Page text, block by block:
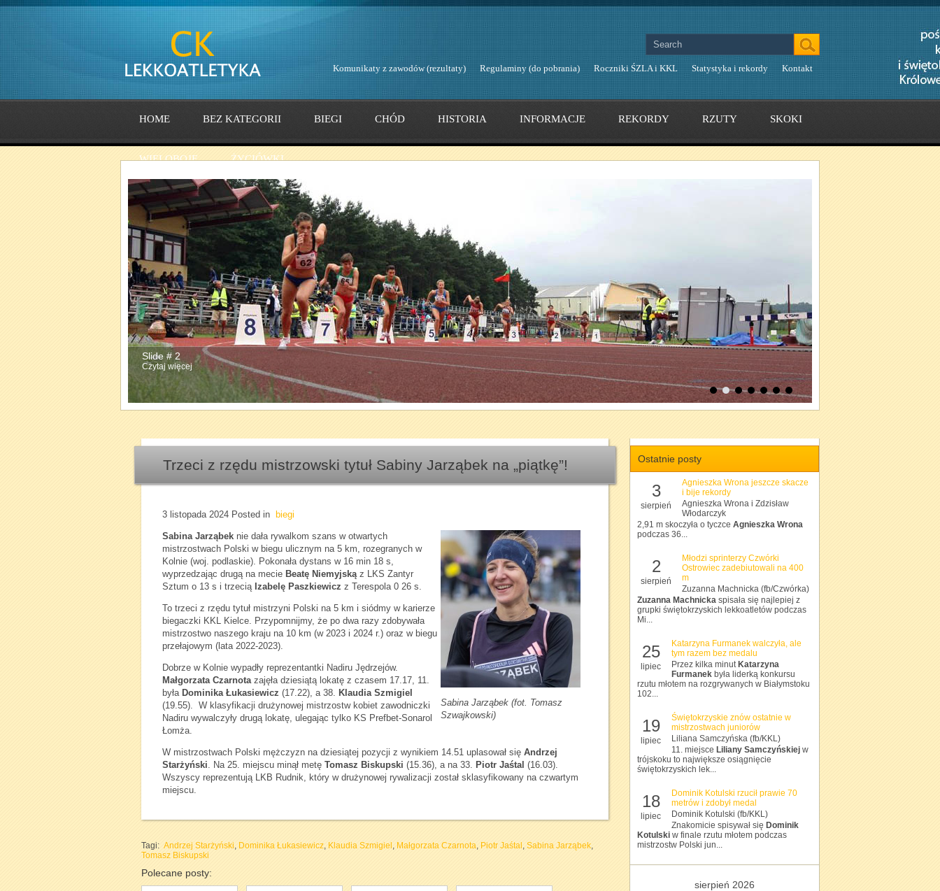
Komunikaty z zawodów (rezultaty) Regulaminy (do pobrania) Roczniki ŚZLA i KKL Statystyka i rekordy Kontakt
HOME BEZ KATEGORII BIEGI CHÓD HISTORIA INFORMACJE REKORDY RZUTY SKOKI
WIELOBOJE ŻYCIÓWKI
Slide # 2
Czytaj więcej
1 2 3 5 6 7
Ostatnie posty
3
sierpień
Agnieszka Wrona jeszcze skacze
i bije rekordy
Agnieszka Wrona i Zdzisław
Włodarczyk
2,91 m skoczyła o tyczce Agnieszka Wrona
podczas 36...
2
sierpień
Młodzi sprinterzy Czwórki
Ostrowiec zadebiutowali na 400
m
Zuzanna Machnicka (fb/Czwórka)
Zuzanna Machnicka spisała się najlepiej z
grupki świętokrzyskich lekkoatletów podczas
Mi...
25
lipiec
Katarzyna Furmanek walczyła, ale
tym razem bez medalu
Przez kilka minut Katarzyna
Furmanek była liderką konkursu
rzutu młotem na rozgrywanych w Białymstoku
102...
19
lipiec
Świętokrzyskie znów ostatnie w
mistrzostwach juniorów
Liliana Samczyńska (fb/KKL)
11. miejsce Liliany Samczyńskiej w
trójskoku to największe osiągnięcie
świętokrzyskich lek...
18
lipiec
Dominik Kotulski rzucił prawie 70
metrów i zdobył medal
Dominik Kotulski (fb/KKL)
Znakomicie spisywał się Dominik
Kotulski w finale rzutu młotem podczas
mistrzostw Polski jun...
sierpień 2026
Trzeci z rzędu mistrzowski tytuł Sabiny Jarząbek na „piątkę”!
3 listopada 2024 Posted in biegi
Sabina Jarząbek (fot. Tomasz
Szwajkowski)
Sabina Jarząbek nie dała rywalkom szans w otwartych
mistrzostwach Polski w biegu ulicznym na 5 km, rozegranych w
Kolnie (woj. podlaskie). Pokonała dystans w 16 min 18 s,
wyprzedzając drugą na mecie Beatę Niemyjskąz LKS Zantyr
Sztum o 13 s i trzecią Izabelę Paszkiewicz z Terespola 0 26 s.
To trzeci z rzędu tytuł mistrzyni Polski na 5 km i siódmy w karierze
biegaczki KKL Kielce. Przypomnijmy, że po dwa razy zdobywała
mistrzostwo naszego kraju na 10 km (w 2023 i 2024 r.) oraz w biegu
przełajowym (lata 2022-2023).
Dobrze w Kolnie wypadły reprezentantki Nadiru Jędrzejów.
Małgorzata Czarnotazajęła dziesiątą lokatę z czasem 17.17, 11.
była Dominika Łukasiewicz (17.22), a 38. Klaudia Szmigiel
(19.55). W klasyfikacji drużynowej mistrzostw kobiet zawodniczki
Nadiru wywalczyły drugą lokatę, ulegając tylko KS Prefbet-Sonarol
Łomża.
W mistrzostwach Polski mężczyzn na dziesiątej pozycji z wynikiem 14.51 uplasował się Andrzej
Starżyński. Na 25. miejscu minął metę Tomasz Biskupski (15.36), a na 33. Piotr Jaśtal (16.03).
Wszyscy reprezentują LKB Rudnik, który w drużynowej rywalizacji został sklasyfikowany na czwartym
miejscu.
Tagi: Andrzej Starżyński, Dominika Łukasiewicz, Klaudia Szmigiel , Małgorzata Czarnota, Piotr Jaśtal , Sabina Jarząbek,
Tomasz Biskupski
Polecane posty: